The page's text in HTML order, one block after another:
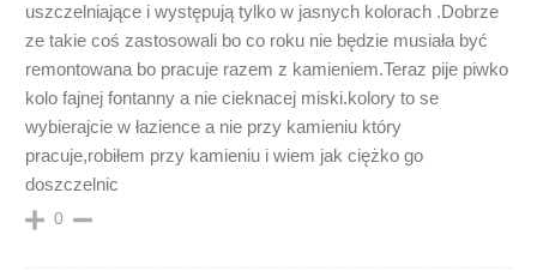
uszczelniające i występują tylko w jasnych kolorach .Dobrze
ze takie coś zastosowali bo co roku nie będzie musiała być
remontowana bo pracuje razem z kamieniem.Teraz pije piwko
kolo fajnej fontanny a nie cieknacej miski.kolory to se
wybierajcie w łazience a nie przy kamieniu który
pracuje,robiłem przy kamieniu i wiem jak ciężko go
doszczelnic
0